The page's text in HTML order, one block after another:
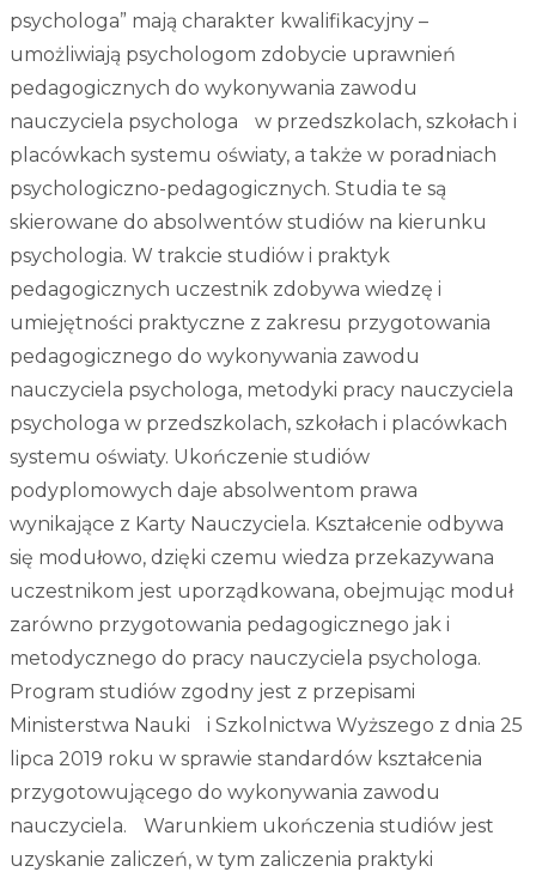
psychologa” mają charakter kwalifikacyjny –
umożliwiają psychologom zdobycie uprawnień
pedagogicznych do wykonywania zawodu
nauczyciela psychologa w przedszkolach, szkołach i
placówkach systemu oświaty, a także w poradniach
psychologiczno-pedagogicznych. Studia te są
skierowane do absolwentów studiów na kierunku
psychologia. W trakcie studiów i praktyk
pedagogicznych uczestnik zdobywa wiedzę i
umiejętności praktyczne z zakresu przygotowania
pedagogicznego do wykonywania zawodu
nauczyciela psychologa, metodyki pracy nauczyciela
psychologa w przedszkolach, szkołach i placówkach
systemu oświaty. Ukończenie studiów
podyplomowych daje absolwentom prawa
wynikające z Karty Nauczyciela. Kształcenie odbywa
się modułowo, dzięki czemu wiedza przekazywana
uczestnikom jest uporządkowana, obejmując moduł
zarówno przygotowania pedagogicznego jak i
metodycznego do pracy nauczyciela psychologa.
Program studiów zgodny jest z przepisami
Ministerstwa Nauki i Szkolnictwa Wyższego z dnia 25
lipca 2019 roku w sprawie standardów kształcenia
przygotowującego do wykonywania zawodu
nauczyciela. Warunkiem ukończenia studiów jest
uzyskanie zaliczeń, w tym zaliczenia praktyki